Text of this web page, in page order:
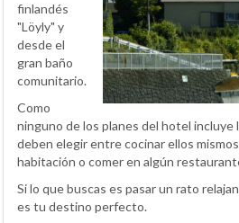
finlandés
"Löyly" y
desde el
gran baño
comunitario.
Como
ninguno de los planes del hotel incluye
deben elegir entre cocinar ellos
habitación o comer en algún
Si lo que buscas es pasar un rato
es tu destino perfecto.